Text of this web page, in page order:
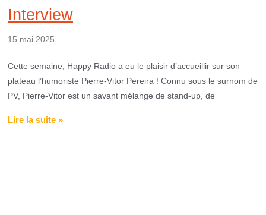
Interview
15 mai 2025
Cette semaine, Happy Radio a eu le plaisir d’accueillir sur son
plateau l’humoriste Pierre-Vitor Pereira ! Connu sous le surnom de
PV, Pierre-Vitor est un savant mélange de stand-up, de
Lire la suite »